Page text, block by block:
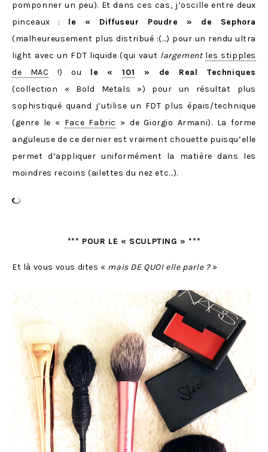
pomponner un peu). Et dans ces cas, j’oscille entre deux
pinceaux : le « Diffuseur Poudre » de Sephora
(malheureusement plus distribué :(…) pour un rendu ultra
light avec un FDT liquide (qui vaut largement les stipples
de MAC !) ou le «101 » de Real Techniques
(collection « Bold Metals ») pour un résultat plus
sophistiqué quand j’utilise un FDT plus épais/technique
(genre le « Face Fabric » de Giorgio Armani). La forme
anguleuse de ce dernier est vraiment chouette puisqu’elle
permet d’appliquer uniformément la matière dans les
moindres recoins (ailettes du nez etc…).
*** POUR LE « SCULPTING » ***
Et là vous vous dites « mais DE QUOI elle parle ? »